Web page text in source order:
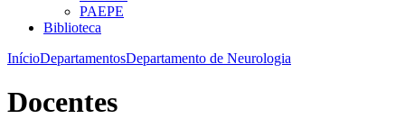
PAEPE
Biblioteca
InícioDepartamentosDepartamento de Neurologia
Docentes